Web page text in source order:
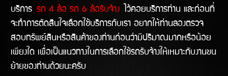
บริการ รถ 4 ล้อ รถ 6 ล้อรับจ้าง ไว้คอยบริการท่าน และก่อนที่
จะทำการตัดสินใจเลือกใช้บริการกับเรา อยากให้ท่านลองตรวจ
สอบทรัพย์สินหรือสินค้าของท่านก่อนว่ามีปริมาณมากหรือน้อย
เพียงใด เพื่อเป็นแนวทางในการเลือกใช้รถรับจ้างให้เหมาะกับงานขน
ย้ายของท่านด้วยนะครับ